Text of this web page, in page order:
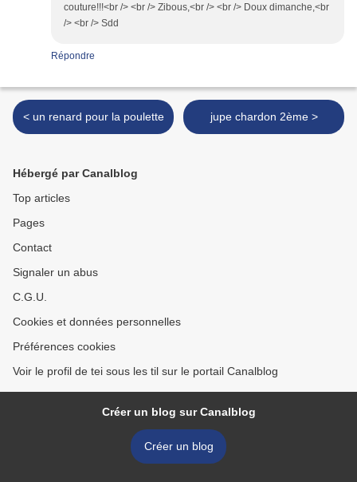
couture!!!<br /> <br /> Zibous,<br /> <br /> Doux dimanche,<br
/> <br /> Sdd
Répondre
< un renard pour la poulette jupe chardon 2ème >
Hébergé par Canalblog
Top articles
Pages
Contact
Signaler un abus
C.G.U.
Cookies et données personnelles
Préférences cookies
Voir le profil de tei sous les til sur le portail Canalblog
Créer un blog sur Canalblog
Créer un blog